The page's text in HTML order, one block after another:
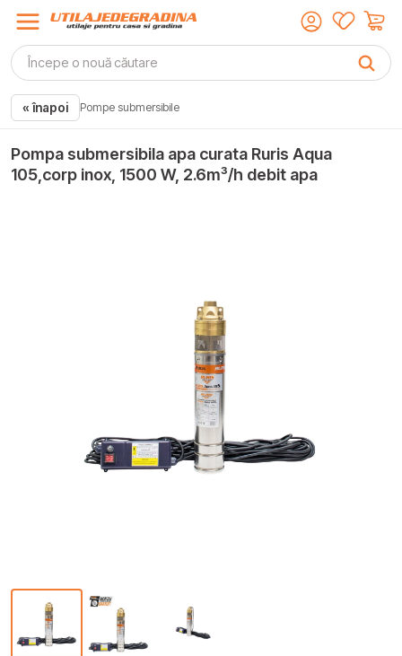
« înapoi Pompe submersibile
Pompa submersibila apa curata Ruris Aqua
105,corp inox, 1500 W, 2.6m³/h debit apa